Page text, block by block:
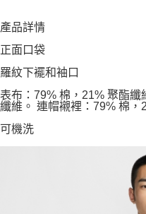
產品詳情
正面口袋
羅紋下襬和袖口
表布：79% 棉，21% 聚酯纖
纖維。 連帽襯裡：79% 棉，
可機洗